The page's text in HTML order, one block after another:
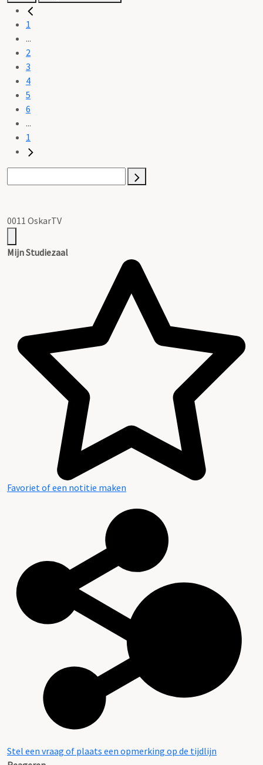
1
...
2
3
4
5
6
...
1
0011 OskarTV
Mijn Studiezaal
Favoriet of een notitie maken
Stel een vraag of plaats een opmerking op de tijdlijn